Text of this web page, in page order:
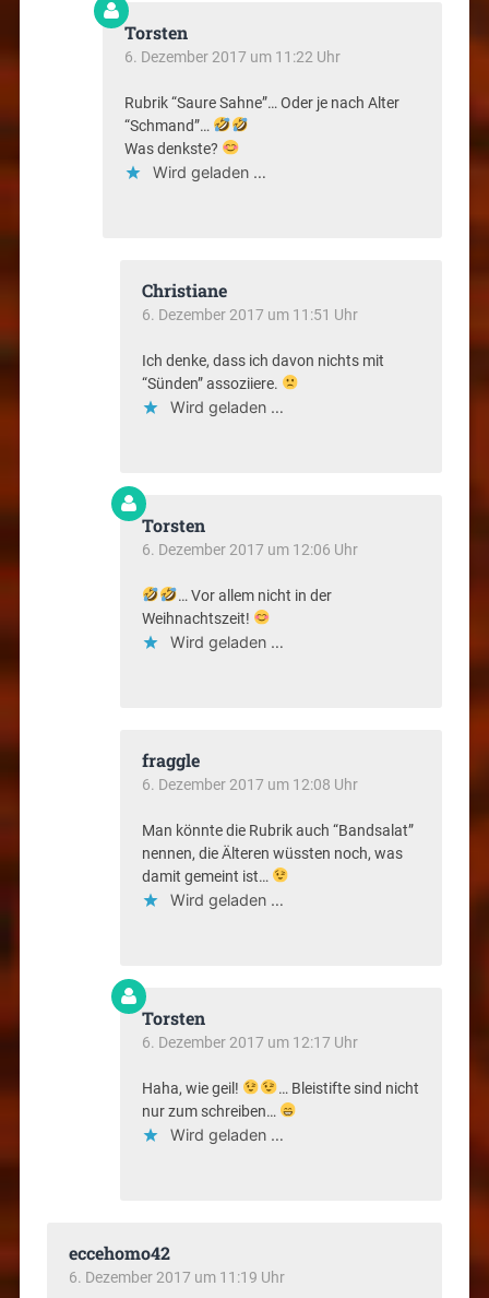
Torsten
6. Dezember 2017 um 11:22 Uhr
Rubrik “Saure Sahne”… Oder je nach Alter
“Schmand”…
Was denkste?
Wird geladen …
Christiane
6. Dezember 2017 um 11:51 Uhr
Ich denke, dass ich davon nichts mit
“Sünden” assoziiere.
Wird geladen …
Torsten
6. Dezember 2017 um 12:06 Uhr
… Vor allem nicht in der
Weihnachtszeit!
Wird geladen …
fraggle
6. Dezember 2017 um 12:08 Uhr
Man könnte die Rubrik auch “Bandsalat”
nennen, die Älteren wüssten noch, was
damit gemeint ist…
Wird geladen …
Torsten
6. Dezember 2017 um 12:17 Uhr
Haha, wie geil!
… Bleistifte sind nicht
nur zum schreiben…
Wird geladen …
eccehomo42
6. Dezember 2017 um 11:19 Uhr